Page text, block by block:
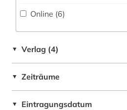
Online (6)
▼ Verlag (4)
▼ Zeiträume
▼ Eintragungsdatum